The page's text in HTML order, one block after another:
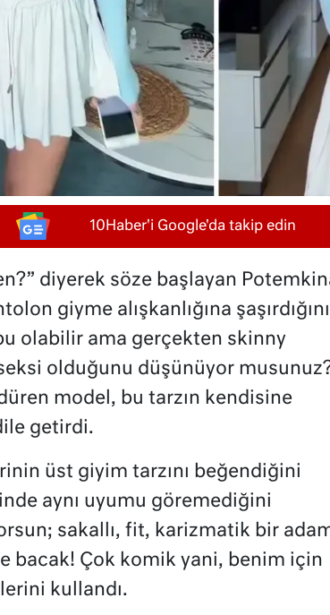
10Haber'i Google'da takip edin
diyerek söze başlayan
giyme alışkanlığına şaşırdığını
olabilir ama gerçekten skinny
olduğunu düşünüyor
model, bu tarzın kendisine
getirdi.
üst giyim tarzını beğendiğini
aynı uyumu göremediğini
sakallı, fit, karizmatik bir
bacak! Çok komik yani, benim için
kullandı.